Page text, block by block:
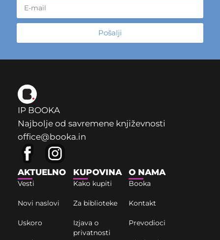
Pošalji
IP BOOKA
Najbolje od savremene književnosti
office@booka.in
AKTUELNO
Vesti
Novi naslovi
Uskoro
KUPOVINA
Kako kupiti
Za biblioteke
Izjava o
privatnosti
O NAMA
Booka
Kontakt
Prevodioci